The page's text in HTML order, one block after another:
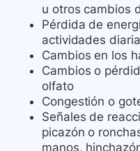
u otros cambios
Pérdida de
actividades
Cambios en los
Cambios o
olfato
Congestión o
Señales de
picazón o
manos,